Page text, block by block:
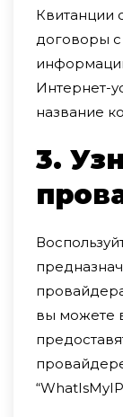
Квитанции
договоры
Интернет-
название
3.
вы можете